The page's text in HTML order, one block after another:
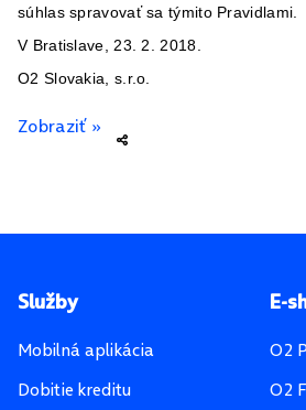
súhlas spravovať sa týmito Pravidlami.
V Bratislave, 23. 2. 2018.
O2 Slovakia, s.r.o.
Zobraziť »
Pätička stránky
Služby
Mobilná aplikácia
Dobitie kreditu
E-
O2
O2